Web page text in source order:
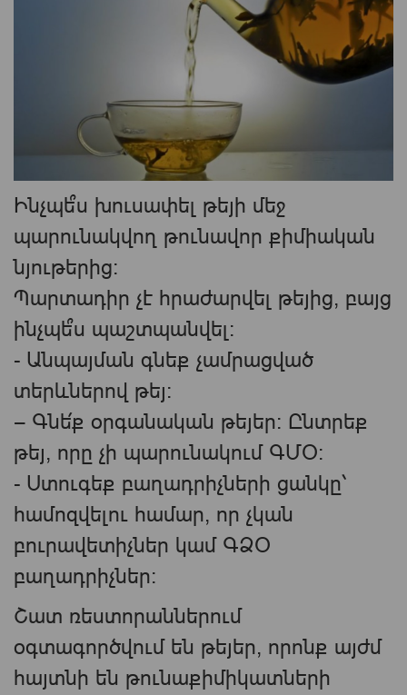
Ինչպե՞ս խուսափել թեյի մեջ
պարունակվող թունավոր քիմիական
նյութերից:
Պարտադիր չէ հրաժարվել թեյից, բայց
ինչպե՞ս պաշտպանվել:
- Անպայման գնեք չամրացված
տերևներով թեյ:
— Գնե՛ք օրգանական թեյեր։ Ընտրեք
թեյ, որը չի պարունակում ԳՄՕ:
- Ստուգեք բաղադրիչների ցանկը՝
համոզվելու համար, որ չկան
բուրավետիչներ կամ ԳՁՕ
բաղադրիչներ:
Շատ ռեստորաններում
օգտագործվում են թեյեր, որոնք այժմ
հայտնի են թունաքիմիկատների